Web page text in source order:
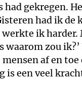
gekregen.
had ik de
ik harder.
waarom zou
af en toe
is een veel